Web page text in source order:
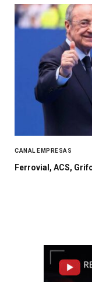
CANAL EMPRESAS
Ferrovial, ACS,